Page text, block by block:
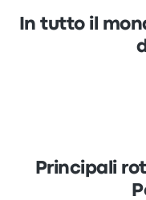
In tutto il
Principali